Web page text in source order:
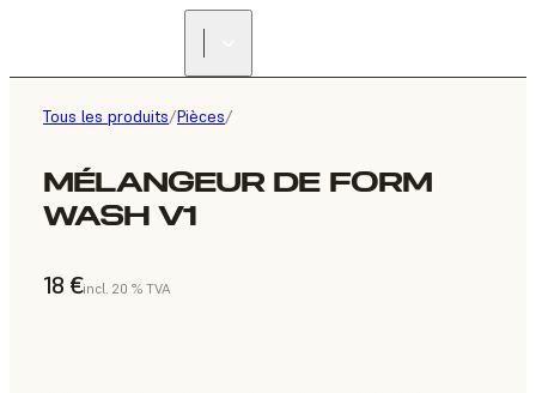
Tous les produits/Pièces/
MÉLANGEUR DE FORM
WASH V1
18 €incl. 20 % TVA